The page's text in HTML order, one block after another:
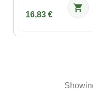
16,83 €
shopping_cart